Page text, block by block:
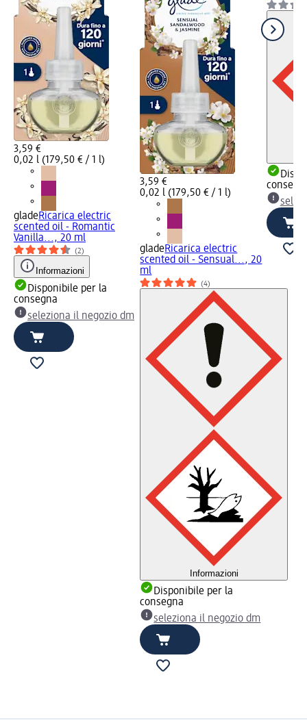
3,59 €
0,02 l (179,50 € / 1 l)
gladeRicarica electric
scented oil - Romantic
Vanilla..., 20 ml
(2)
Informazioni
Disponibile per la
consegna
seleziona il negozio dm
3,59 €
0,02 l (179,50 € / 1 l)
gladeRicarica electric
scented oil - Sensual..., 20
ml
(4)
Informazioni
Disponibile per la
consegna
seleziona il negozio dm